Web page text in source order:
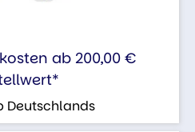
ab 200,00 €
Deutschlands